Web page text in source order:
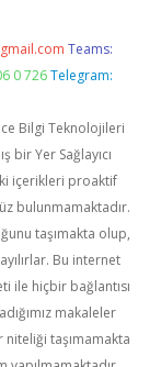
Teams:
0 726 Telegram:
Bilgi Teknolojileri
bir Yer Sağlayıcı
içerikleri proaktif
bulunmamaktadır.
taşımakta olup,
Bu internet
ile hiçbir bağlantısı
makaleler
taşımamakta